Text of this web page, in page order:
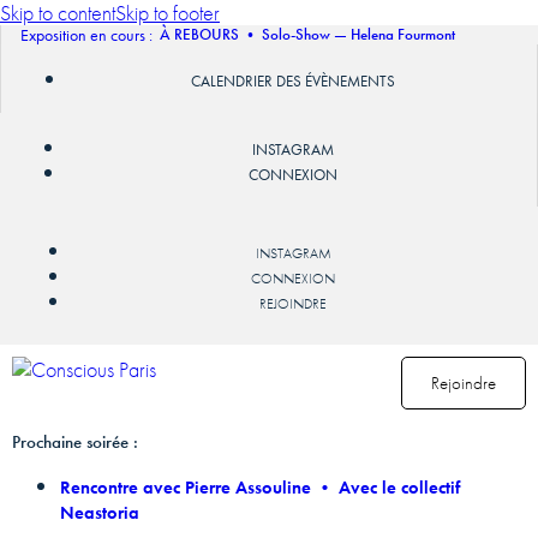
Skip to contentSkip to footer
Exposition en cours : À REBOURS • Solo-Show — Helena Fourmont
CALENDRIER DES ÉVÈNEMENTS
INSTAGRAM
CONNEXION
INSTAGRAM
CONNEXION
REJOINDRE
Prochaine soirée :
Rencontre avec Pierre Assouline • Avec le collectif
Neastoria
Rejoindre